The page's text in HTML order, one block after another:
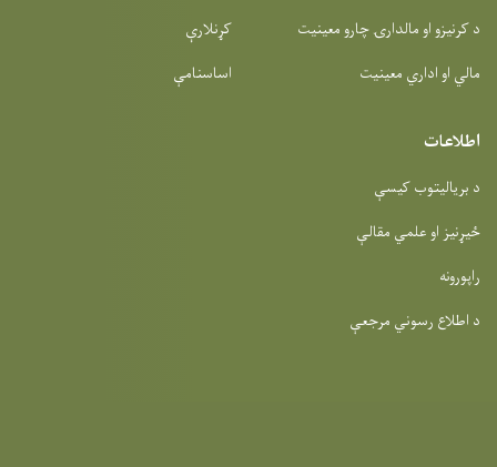
د کرنیزو او مالدارۍ چارو معینیت
مالي او اداري معینیت
کړنلارې
اساسنامې
اطلاعات
د بریالیتوب کیسې
ځیړنیز او علمي مقالې
راپورونه
د اطلاع رسوني مرجعې